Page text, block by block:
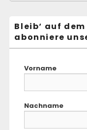
Bleib‘ auf
abonniere
Vorname
Nachname